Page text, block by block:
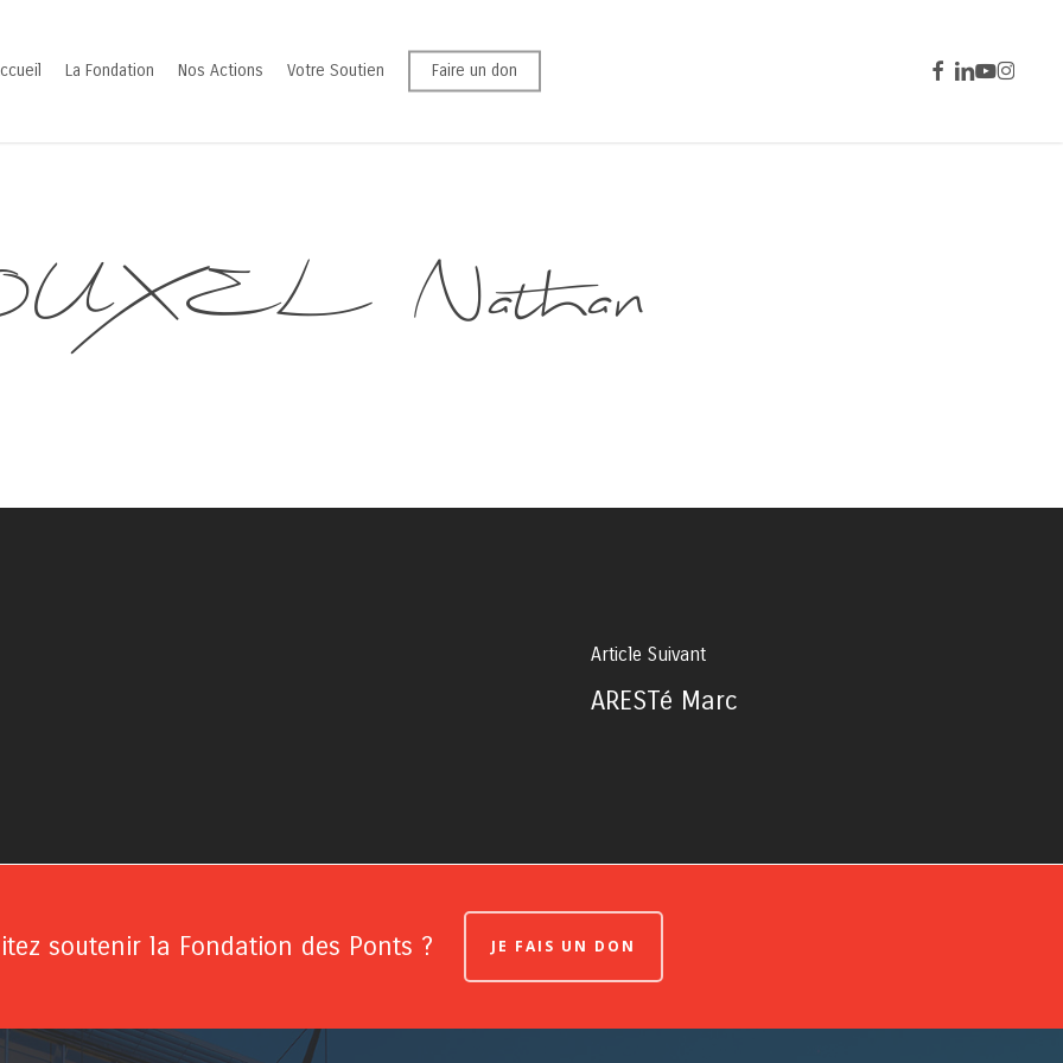
La Fondation Nos Actions Votre Soutien Faire un don facebook
linkedin
youtubeinstagram
Nathan
Article Suivant
ARESTé Marc
soutenir la Fondation des Ponts ? JE FAIS UN DON